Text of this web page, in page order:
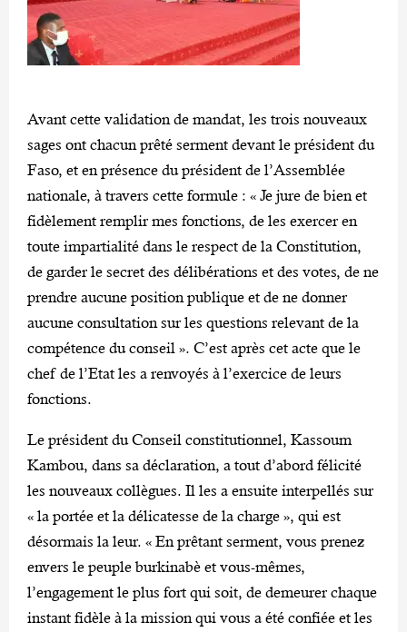
Avant cette validation de mandat, les trois nouveaux
sages ont chacun prêté serment devant le président du
Faso, et en présence du président de l’Assemblée
nationale, à travers cette formule : « Je jure de bien et
fidèlement remplir mes fonctions, de les exercer en
toute impartialité dans le respect de la Constitution,
de garder le secret des délibérations et des votes, de ne
prendre aucune position publique et de ne donner
aucune consultation sur les questions relevant de la
compétence du conseil ». C’est après cet acte que le
chef de l’Etat les a renvoyés à l’exercice de leurs
fonctions.
Le président du Conseil constitutionnel, Kassoum
Kambou, dans sa déclaration, a tout d’abord félicité
les nouveaux collègues. Il les a ensuite interpellés sur
« la portée et la délicatesse de la charge », qui est
désormais la leur. « En prêtant serment, vous prenez
envers le peuple burkinabè et vous-mêmes,
l’engagement le plus fort qui soit, de demeurer chaque
instant fidèle à la mission qui vous a été confiée et les